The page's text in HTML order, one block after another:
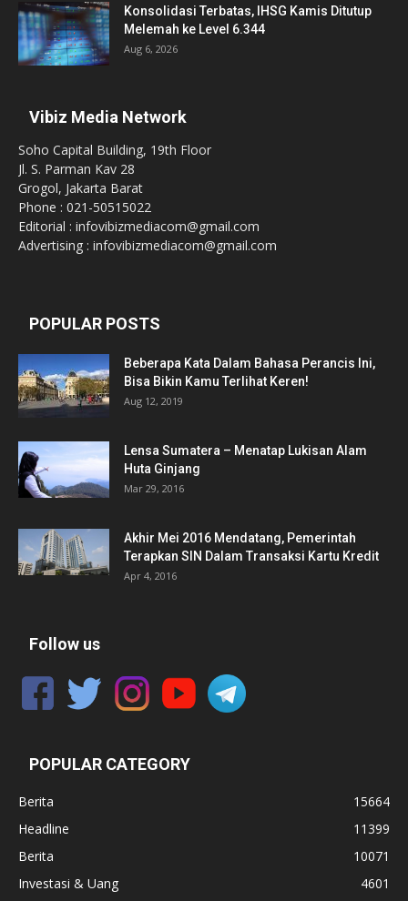
Konsolidasi Terbatas, IHSG Kamis Ditutup
Melemah ke Level 6.344
Aug 6, 2026
Vibiz Media Network
Soho Capital Building, 19th Floor
Jl. S. Parman Kav 28
Grogol, Jakarta Barat
Phone : 021-50515022
Editorial : infovibizmediacom@gmail.com
Advertising : infovibizmediacom@gmail.com
POPULAR POSTS
Beberapa Kata Dalam Bahasa Perancis Ini,
Bisa Bikin Kamu Terlihat Keren!
Aug 12, 2019
Lensa Sumatera – Menatap Lukisan Alam
Huta Ginjang
Mar 29, 2016
Akhir Mei 2016 Mendatang, Pemerintah
Terapkan SIN Dalam Transaksi Kartu Kredit
Apr 4, 2016
Follow us
POPULAR CATEGORY
Berita
15664
Headline
11399
Berita
10071
Investasi & Uang
4601